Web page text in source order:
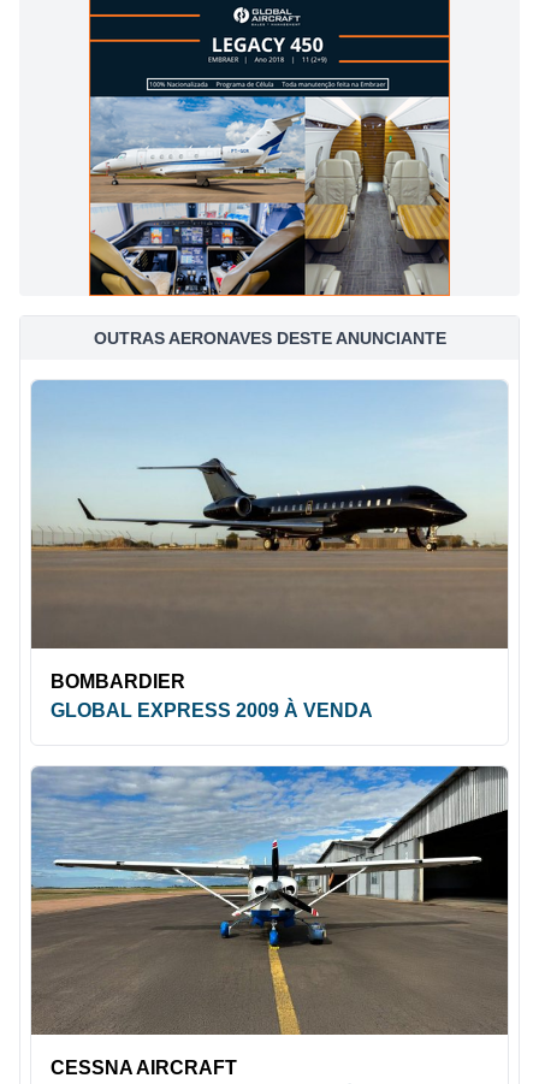
OUTRAS AERONAVES DESTE ANUNCIANTE
BOMBARDIER
GLOBAL EXPRESS 2009 À VENDA
CESSNA AIRCRAFT